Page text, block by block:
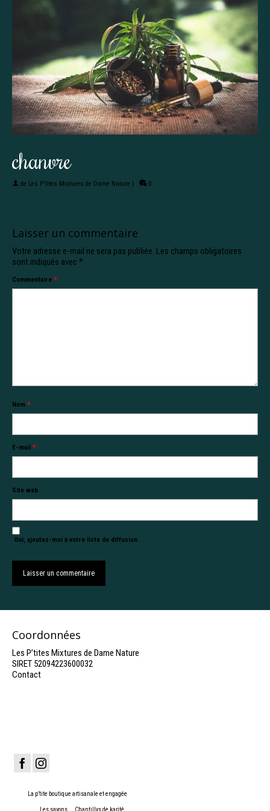
chanvre
de Les P'tites Mixtures de Dame Nature 0
Laisser un commentaire
Votre adresse e-mail ne sera pas publiée. Les champs obligatoires
sont indiqués avec *
Commentaire *
Nom *
E-mail *
Site web
Oui, ajoutez-moi à votre liste de diffusion.
Coordonnées
Les P’tites Mixtures de Dame Nature
SIRET 52094223600032
Contact
La p’tite boutique artisanale et engagée
Les savons Chantillys de karité